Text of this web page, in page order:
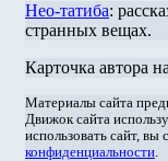
Нео-татиба:
странных вещах.
Карточка автора на
Материалы сайта
Движок сайта
использовать сайт, вы
конфиденциальности.